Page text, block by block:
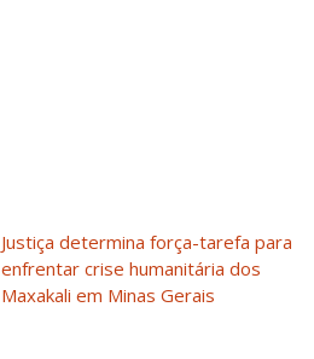
Justiça determina força-tarefa para
enfrentar crise humanitária dos
Maxakali em Minas Gerais